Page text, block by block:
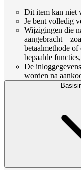
Dit item kan niet
Je bent volledig
Wijzigingen die
aangebracht –
betaalmethode
bepaalde
De
worden na